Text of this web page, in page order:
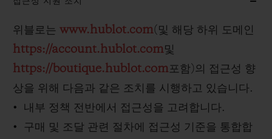
위블로는 www.hublot.com(및 해당 하위 도메인
https://account.hublot.com및
https://boutique.hublot.com포함)의 접근성 향
상을 위해 다음과 같은 조치를 시행하고 있습니다.
내부 정책 전반에서 접근성을 고려합니다.
구매 및 조달 관련 절차에 접근성 기준을 통합합
무료 배송 & 반품
안전한 결제
기프트 파우치